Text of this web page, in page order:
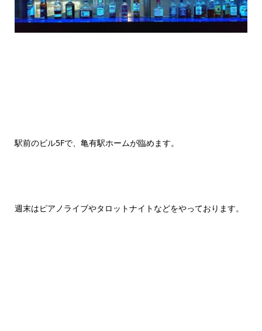
駅前のビル5Fで、亀有駅ホームが臨めます。
週末はピアノライブやタロットナイトなどをやっております。